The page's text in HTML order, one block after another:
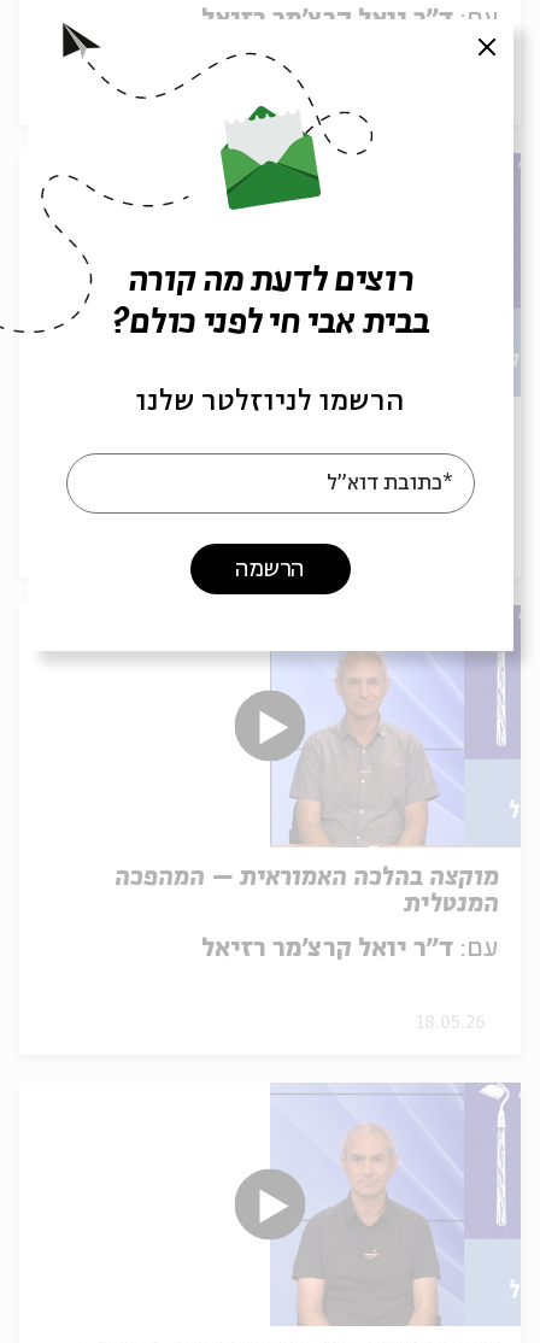
עם: ד"ר יואל קרצ'מר רזיאל
עם: ד"ר יואל קרצ'מר רזיאל
מוקצה בהלכה האמוראית – המהפכה
המנטלית
עם: ד"ר יואל קרצ'מר רזיאל
18.05.26
סגור
רוצים לדעת מה קורה
בבית אבי חי לפני כולם?
הרשמו לניוזלטר שלנו
*כתובת דוא"ל
הרשמה